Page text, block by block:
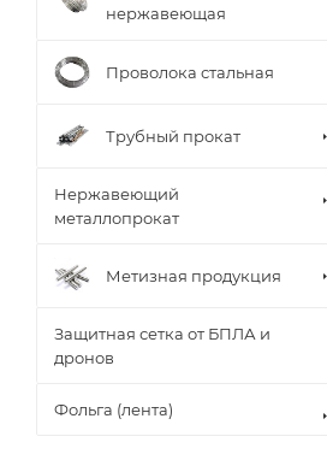
нержавеющая
Проволока стальная
Трубный прокат
Нержавеющий
металлопрокат
Метизная продукция
Защитная сетка от БПЛА и
дронов
Фольга (лента)